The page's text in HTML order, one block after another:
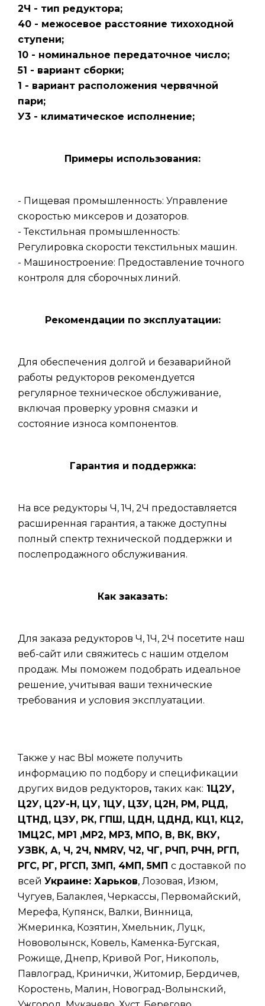
2Ч - тип редуктора;
40 - межосевое расстояние тихоходной
ступени;
10 - номинальное передаточное число;
51 - вариант сборки;
1 - вариант расположения червячной
пари;
У3 - климатическое исполнение;
Примеры использования:
- Пищевая промышленность: Управление
скоростью миксеров и дозаторов.
- Текстильная промышленность:
Регулировка скорости текстильных машин.
- Машиностроение: Предоставление точного
контроля для сборочных линий.
Рекомендации по эксплуатации:
Для обеспечения долгой и безаварийной
работы редукторов рекомендуется
регулярное техническое обслуживание,
включая проверку уровня смазки и
состояние износа компонентов.
Гарантия и поддержка:
На все редукторы Ч, 1Ч, 2Ч предоставляется
расширенная гарантия, а также доступны
полный спектр технической поддержки и
послепродажного обслуживания.
Как заказать:
Для заказа редукторов Ч, 1Ч, 2Ч посетите наш
веб-сайт или свяжитесь с нашим отделом
продаж. Мы поможем подобрать идеальное
решение, учитывая ваши технические
требования и условия эксплуатации.
Также у нас ВЫ можете получить
информацию по подбору и спецификации
других видов редукторов,таких как: 1Ц2У,
Ц2У, Ц2У-Н, ЦУ, 1ЦУ, Ц3У, Ц2Н, РМ, РЦД,
ЦТНД, ЦЗУ, РК, ГПШ, ЦДН, ЦДНД, КЦ1, КЦ2,
1МЦ2С, МР1 ,МР2, МР3, МПО, В, ВК, ВКУ,
УЗВК, А, Ч, 2Ч, NMRV, Ч2, ЧГ, РЧП, РЧН, РГП,
РГС, РГ, РГСП, 3МП, 4МП, 5МП с доставкой по
всей Украине: Харьков, Лозовая, Изюм,
Чугуев, Балаклея, Черкассы, Первомайский,
Мерефа, Купянск, Валки, Винница,
Жмеринка, Козятин, Хмельник, Луцк,
Нововолынск, Ковель, Каменка-Бугская,
Рожище, Днепр, Кривой Рог, Никополь,
Павлоград, Кринички, Житомир, Бердичев,
Коростень, Малин, Новоград-Волынский,